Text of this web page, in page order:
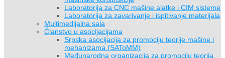
Laboratorija za CNC mašine alatke i CIM sisteme
Laboratorija za zavarivanje i ispitivanje materijala
Multimedijalna sala
Članstvo u asocijacijama
Srpska asocijacija za promociju teorije mašine i
mehanizama (SAToMM)
Međunarodna organizacija za promociju teorija